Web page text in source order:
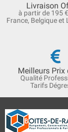
Livraison
à partir de 195
France, Belgique et
Meilleurs Prix
Qualité
Tarifs